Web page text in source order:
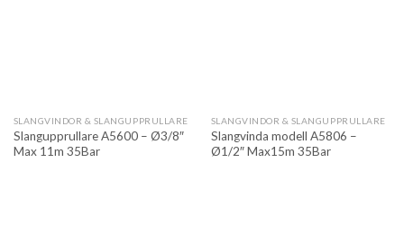
SLANGVINDOR & SLANGUPPRULLARE
Slangupprullare A5600 – Ø3/8″
Max 11m 35Bar
SLANGVINDOR & SLANGUPPRULLARE
Slangvinda modell A5806 –
Ø1/2″ Max15m 35Bar